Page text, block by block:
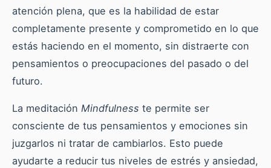
atención plena, que es la habilidad de estar
completamente presente y comprometido en lo que
estás haciendo en el momento, sin distraerte con
pensamientos o preocupaciones del pasado o del
futuro.
La meditación Mindfulness te permite ser
consciente de tus pensamientos y emociones sin
juzgarlos ni tratar de cambiarlos. Esto puede
ayudarte a reducir tus niveles de estrés y ansiedad,